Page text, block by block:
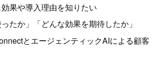
果や導入理由を知りたい
たか」「どんな効果を期待したか」
とエージェンティックAIによる顧客